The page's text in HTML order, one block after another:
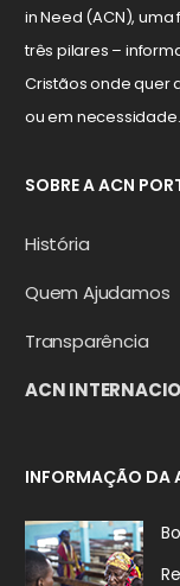
in Need (ACN),
três pilares –
Cristãos onde quer
ou em necessidade.
SOBRE A ACN
História
Quem Ajudamos
Transparência
ACN
INFORMAÇÃO DA